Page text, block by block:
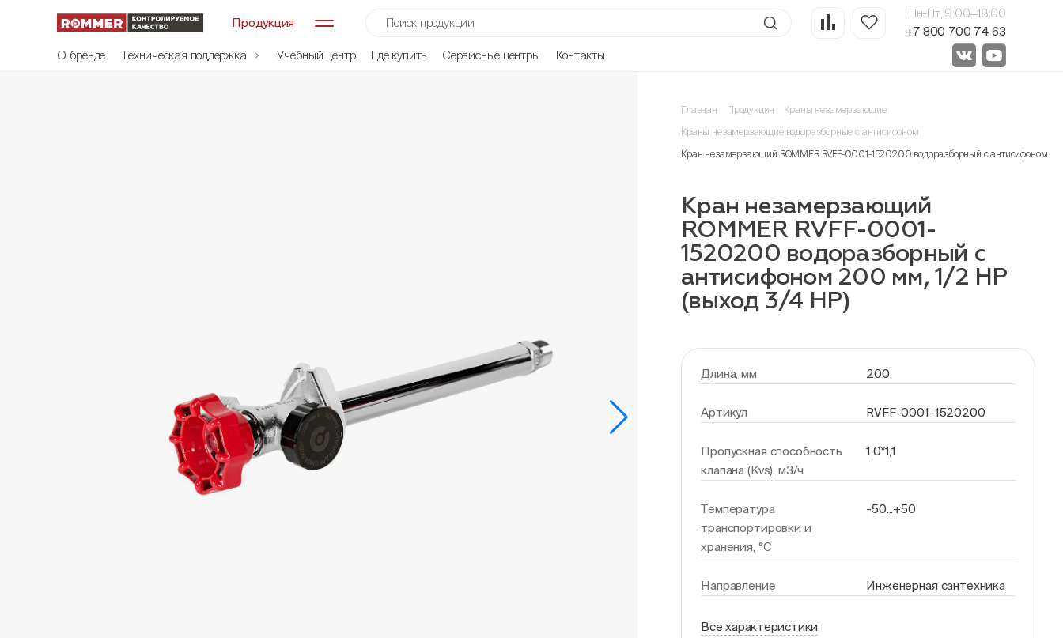
Продукция
Пн-Пт, 9:00—18:00
+7 800 700 74 63
О бренде
Техническая поддержка Учебный центр Где купить Сервисные центры Контакты
Главная Продукция Краны незамерзающие
Краны незамерзающие водоразборные с антисифоном
Кран незамерзающий ROMMER RVFF-0001-1520200 водоразборный с антисифоном
Кран незамерзающий
ROMMER RVFF-0001-
1520200 водоразборный с
антисифоном 200 мм, 1/2 НР
(выход 3/4 НР)
Длина, мм 200
Артикул RVFF-0001-1520200
Пропускная способность
клапана (Kvs), м3/ч
1,0*1,1
Температура
транспортировки и
хранения, °С
-50...+50
Направление Инженерная сантехника
Все характеристики